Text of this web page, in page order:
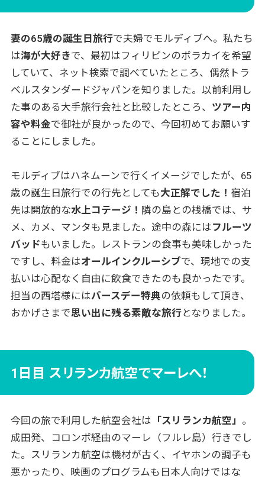
妻の65歳の誕生日旅行で夫婦でモルディブへ。私たち
は海が大好きで、最初はフィリピンのボラカイを希望
していて、ネット検索で調べていたところ、偶然トラ
ベルスタンダードジャパンを知りました。以前利用し
た事のある大手旅行会社と比較したところ、 ツアー内
容や料金で御社が良かったので、今回初めてお願いす
ることにしました。
モルディブはハネムーンで行くイメージでしたが、65
歳の誕生日旅行での行先としても大正解でした！ 宿泊
先は開放的な水上コテージ！ 隣の島との桟橋では、サ
メ、カメ、マンタも見ました。途中の森にはフルーツ
バッドもいました。レストランの食事も美味しかった
ですし、料金はオールインクルーシブで、現地での支
払いは心配なく自由に飲食できたのも良かったです。
担当の西塔様にはバースデー特典の依頼もして頂き、
おかげさまで思い出に残る素敵な旅行となりました。
1日目 スリランカ航空でマーレへ！
今回の旅で利用した航空会社は 「スリランカ航空」 。
成田発、コロンボ経由のマーレ（フルレ島）行きでし
た。スリランカ航空は機材が古く、イヤホンの調子も
悪かったり、映画のプログラムも日本人向けではな